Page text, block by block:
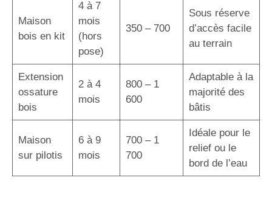
Maison
bois en kit
4 à 7
mois
(hors
pose)
350 – 700
Sous réserve
d’accès facile
au terrain
Extension
ossature
bois
2 à 4
mois
800 – 1
600
Adaptable à la
majorité des
bâtis
Maison
sur pilotis
6 à 9
mois
700 – 1
700
Idéale pour le
relief ou le
bord de l’eau